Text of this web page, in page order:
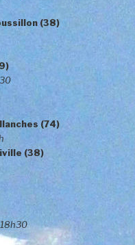
(38)
(74)
(38)